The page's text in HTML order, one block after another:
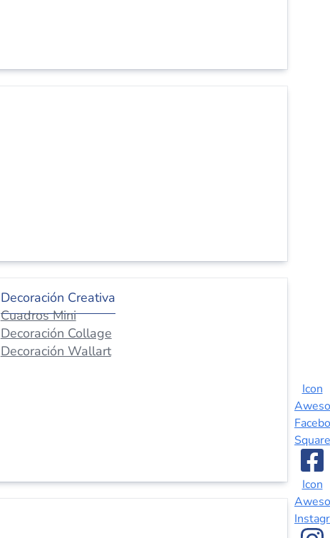
Decoración Creativa
Cuadros Mini
Decoración Collage
Decoración Wallart
Icon
Square
Icon